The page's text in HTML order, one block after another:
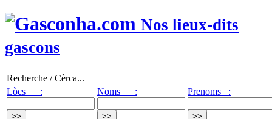
Nos lieux-dits
gascons
Recherche / Cèrca...
Lòcs :
Noms : Prenoms :